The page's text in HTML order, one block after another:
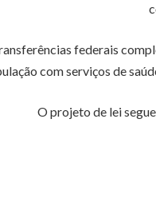
federais
com serviços de
O projeto de lei